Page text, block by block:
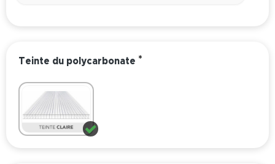
Teinte du polycarbonate *